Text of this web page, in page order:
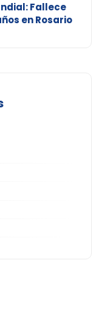
Fallece
en Rosario